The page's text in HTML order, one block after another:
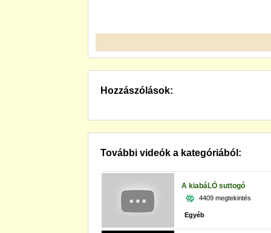
Hozzászólások:
További videók a kategóriából:
A kiabáLÓ suttogó
4409 megtekintés
Egyéb